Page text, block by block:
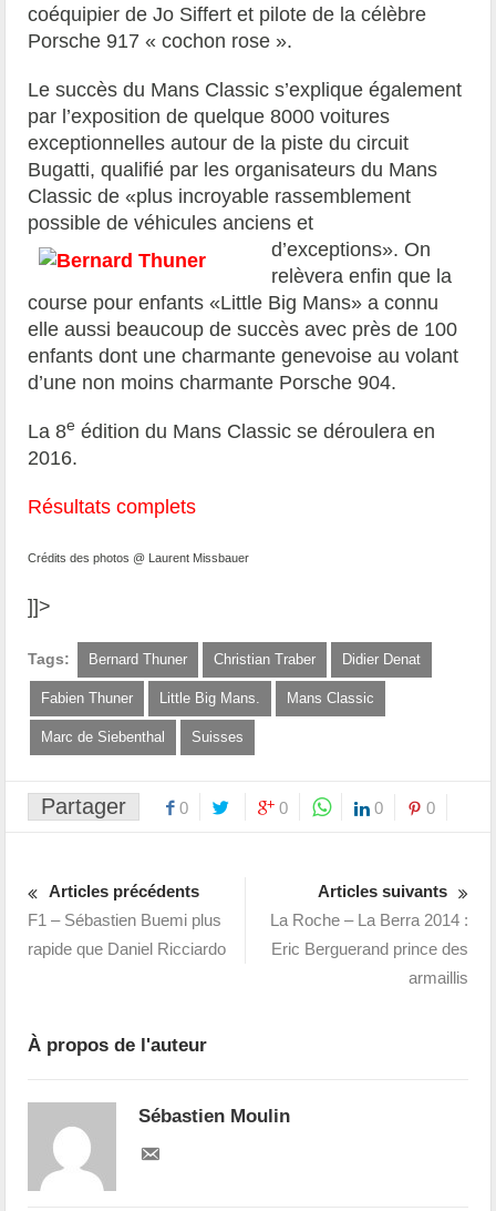
coéquipier de Jo Siffert et pilote de la célèbre
Porsche 917 « cochon rose ».
Le succès du Mans Classic s’explique également
par l’exposition de quelque 8000 voitures
exceptionnelles autour de la piste du circuit
Bugatti, qualifié par les organisateurs du Mans
Classic de «plus incroyable rassemblement
possible de véhicules anciens et
d’exceptions». On
relèvera enfin que la
course pour enfants «Little Big Mans» a connu
elle aussi beaucoup de succès avec près de 100
enfants dont une charmante genevoise au volant
d’une non moins charmante Porsche 904.
La 8e édition du Mans Classic se déroulera en
2016.
Résultats complets
Crédits des photos @ Laurent Missbauer
]]>
Tags: Bernard Thuner Christian Traber Didier Denat
Fabien Thuner Little Big Mans. Mans Classic
Marc de Siebenthal Suisses
Partager 0 0 0 0
Articles précédents
F1 – Sébastien Buemi plus
rapide que Daniel Ricciardo
Articles suivants
La Roche – La Berra 2014 :
Eric Berguerand prince des
armaillis
À propos de l'auteur
Sébastien Moulin